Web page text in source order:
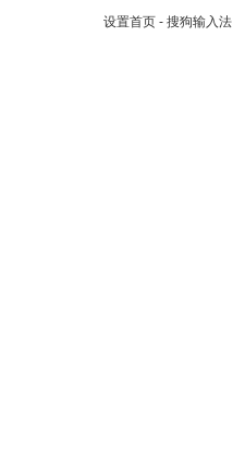
设置首页 - 搜狗输入法